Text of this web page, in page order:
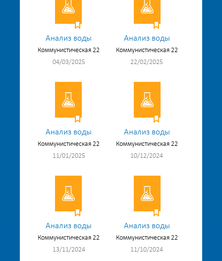
Анализ воды
Коммунистическая 22
04/03/2025
Анализ воды
Коммунистическая 22
22/02/2025
Анализ воды
Коммунистическая 22
11/01/2025
Анализ воды
Коммунистическая 22
10/12/2024
Анализ воды
Коммунистическая 22
13/11/2024
Анализ воды
Коммунистическая 22
11/10/2024